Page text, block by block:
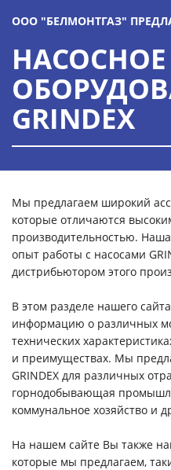
ООО "БЕЛМОНТГАЗ"
НАСОСНОЕ
GRINDEX
Мы предлагаем широкий
которые отличаются
производительностью.
опыт работы с насосами
дистрибьютором этого
В этом разделе нашего
информацию о различных
технических
и преимуществах. Мы
GRINDEX для различных
горнодобывающая
коммунальное хозяйство и
На нашем сайте Вы также
которые мы предлагаем,